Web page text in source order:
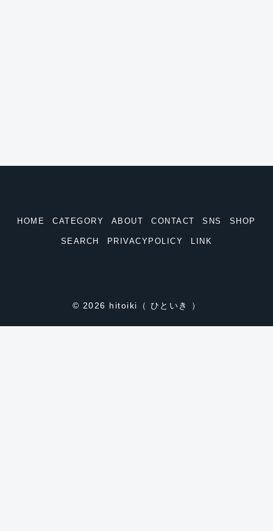
HOME CATEGORY ABOUT CONTACT SNS SHOP
SEARCH PRIVACYPOLICY LINK
© 2026 hitoiki（ ひといき ）